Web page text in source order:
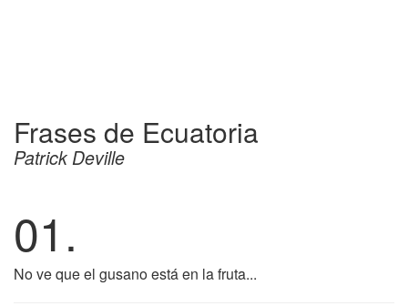
Frases de Ecuatoria
Patrick Deville
01.
No ve que el gusano está en la fruta...